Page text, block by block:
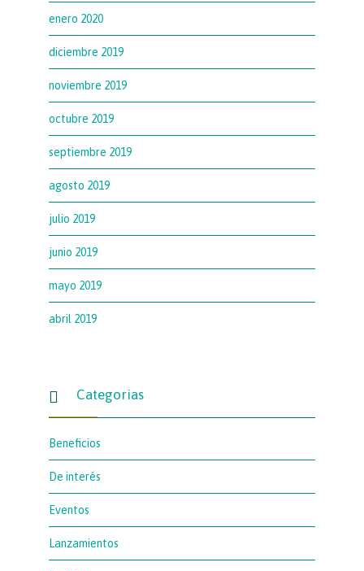
enero 2020
diciembre 2019
noviembre 2019
octubre 2019
septiembre 2019
agosto 2019
julio 2019
junio 2019
mayo 2019
abril 2019
 Categorias
Beneficios
De interés
Eventos
Lanzamientos